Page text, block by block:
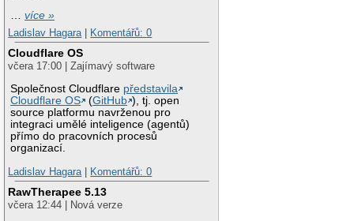
…více »
Ladislav Hagara
Komentářů: 0
Cloudflare OS
včera 17:00 | Zajímavý software
Společnost Cloudflare představila
Cloudflare OS
(GitHub ), tj. open
source platformu navrženou pro
integraci umělé inteligence (agentů)
přímo do pracovních procesů
organizací.
Ladislav Hagara
Komentářů: 0
RawTherapee 5.13
včera 12:44 | Nová verze